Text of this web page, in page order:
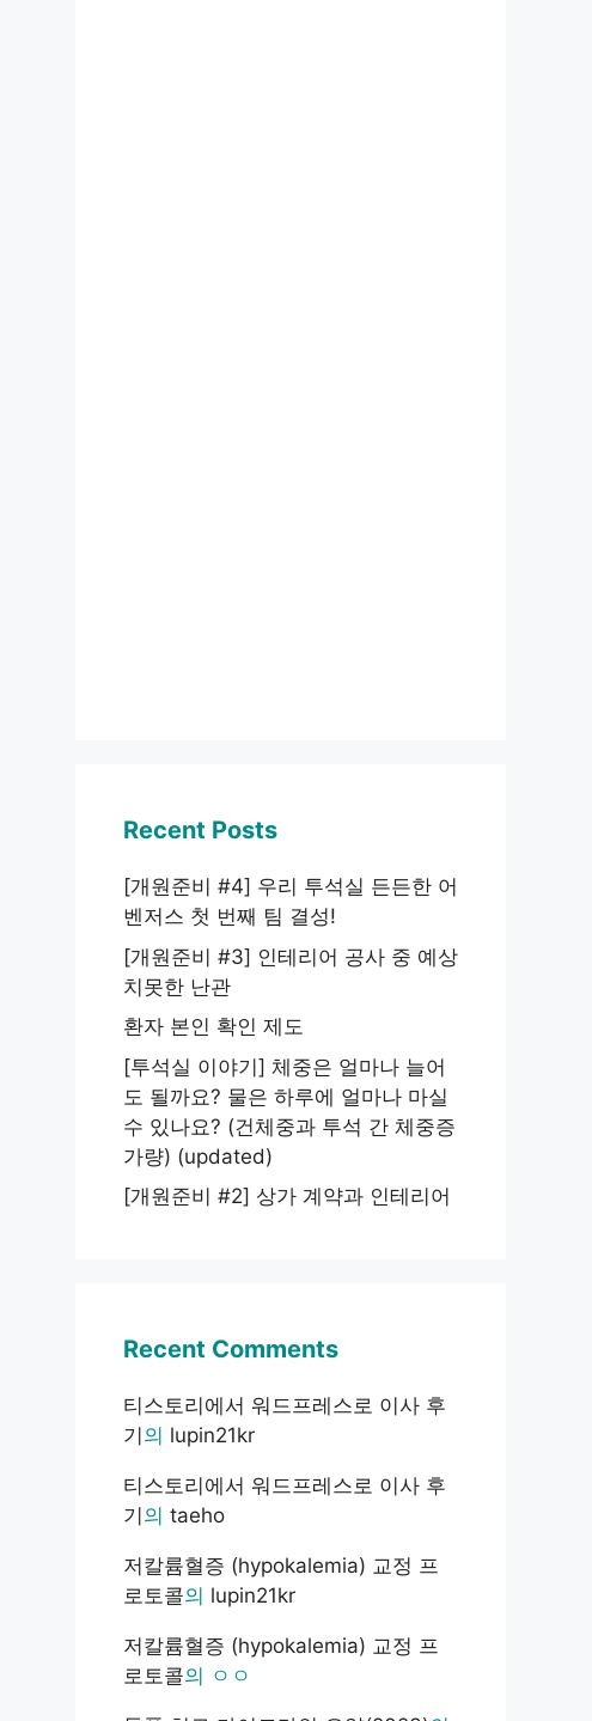
Recent Posts
[개원준비 #4] 우리 투석실 든든한 어
벤저스 첫 번째 팀 결성!
[개원준비 #3] 인테리어 공사 중 예상
치못한 난관
환자 본인 확인 제도
[투석실 이야기] 체중은 얼마나 늘어
도 될까요? 물은 하루에 얼마나 마실
수 있나요? (건체중과 투석 간 체중증
가량) (updated)
[개원준비 #2] 상가 계약과 인테리어
Recent Comments
티스토리에서 워드프레스로 이사 후
기 의 lupin21kr
티스토리에서 워드프레스로 이사 후
기 의 taeho
저칼륨혈증 (hypokalemia) 교정 프
로토콜의 lupin21kr
저칼륨혈증 (hypokalemia) 교정 프
로토콜의 ㅇㅇ